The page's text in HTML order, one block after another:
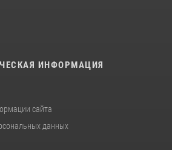
ИНФОРМАЦИЯ
сайта
данных